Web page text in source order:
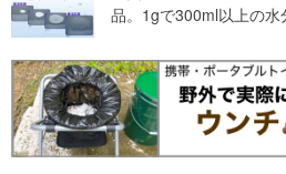
品。1gで300ml以上の水